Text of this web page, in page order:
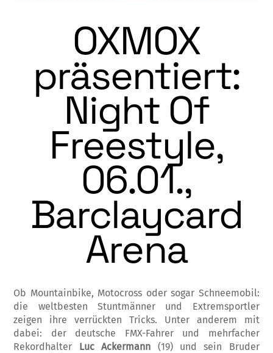
OXMOX
präsentiert:
Night Of
Freestyle,
06.01.,
Barclaycard
Arena
Ob Mountainbike, Motocross oder sogar Sch­nee­mobil:
die weltbesten Stuntmänner und Ex­tremsportler
zeigen ihre verrückten Tricks. Unter anderem mit
dabei: der deutsche FMX-Fahrer und mehrfacher
Rekordhalter Luc Ack­er­mann (19) und sein Bruder